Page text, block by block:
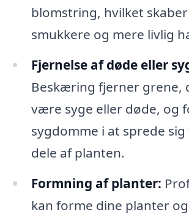
blomstring, hvilket
smukkere og mere livlig
Fjernelse af døde eller
Beskæring fjerner grene,
være syge eller døde, og
sygdomme i at sprede
dele af planten.
Formning af planter:
kan forme dine planter